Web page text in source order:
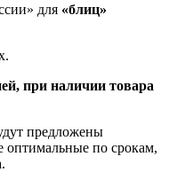
для «блиц»
при наличии товара
предложены
оптимальные по срокам,